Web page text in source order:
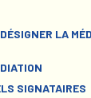
LA
SIGNATAIRES